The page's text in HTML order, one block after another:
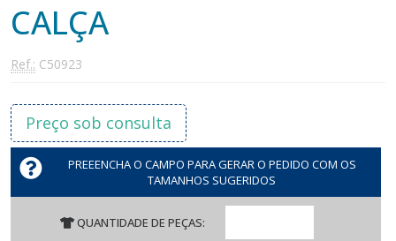
CALÇA
Ref.: C50923
Preço sob consulta
PREEENCHA O CAMPO PARA GERAR O PEDIDO COM OS
TAMANHOS SUGERIDOS
QUANTIDADE DE PEÇAS: